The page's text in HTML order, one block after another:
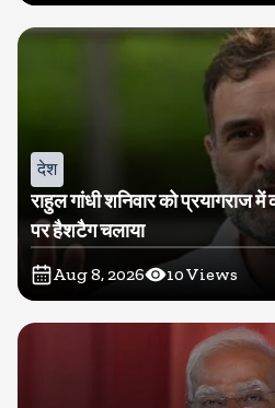
देश
राहुल गांधी शनिवार को प्रयागराज
पर हैशटैग चलाया
Aug 8, 2026 10Views